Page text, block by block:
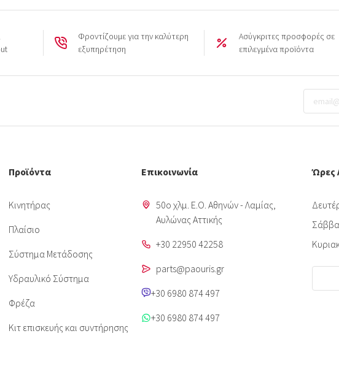
Φροντίζουμε για την καλύτερη
εξυπηρέτηση
Ασύγκριτες προσφορές σε
επιλεγμένα προϊόντα
Προϊόντα
Κινητήρας
Πλαίσιο
Σύστημα Μετάδοσης
Υδραυλικό Σύστημα
Φρέζα
Κιτ επισκευής και συντήρησης
Επικοινωνία
50o χλμ. Ε.Ο. Αθηνών - Λαμίας,
Aυλώνας Αττικής
+30 22950 42258
parts@paouris.gr
+30 6980 874 497
+30 6980 874 497
Ώρες